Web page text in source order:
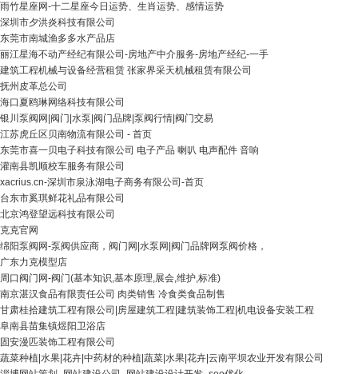
雨竹星座网-十二星座今日运势、生肖运势、感情运势
深圳市夕洪炎科技有限公司
东莞市南城渔多多水产品店
丽江星海不动产经纪有限公司-房地产中介服务-房地产经纪-一手
建筑工程机械与设备经营租赁 张家界采天机械租赁有限公司
抚州皮革总公司
海口夏鸥琳网络科技有限公司
银川泵阀网|阀门|水泵|阀门品牌|泵阀行情|阀门交易
江苏虎丘区贝南物流有限公司 - 首页
东莞市喜一贝电子科技有限公司 电子产品 喇叭 电声配件 音响
灌南县凯顺校车服务有限公司
xacrius.cn-深圳市泉泳湖电子商务有限公司-首页
台东市奚琪鲜花礼品有限公司
北京鸿登望远科技有限公司
克克官网
绵阳泵阀网-泵阀供应商，阀门网|水泵网|阀门品牌网泵阀价格，
广东力克模型店
周口阀门网-阀门(基本知识,基本原理,展会,维护,标准)
南京湛汉食品有限责任公司 肉类销售 冷食类食品制售
甘肃桂拾建筑工程有限公司|房屋建筑工程|建筑装饰工程|机电设备安装工程
阜南县苗集镇煜阳卫浴店
固安漫匹装饰工程有限公司
蔬菜种植|水果|花卉|中药材的种植|蔬菜|水果|花卉|云南平坝农业开发有限公司